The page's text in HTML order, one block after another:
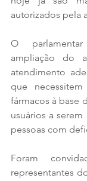
autorizados pela
O
ampliação do
atendimento
que
fármacos à base
usuários a
pessoas com
Foram
representantes